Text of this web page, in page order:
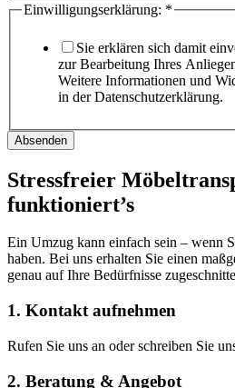
Einwilligungserklärung: *
Sie erklären sich damit
zur Bearbeitung Ihres
Weitere Informationen und
in der Datenschutzerklärung.
Absenden
Stressfreier
funktioniert’s
Ein Umzug kann einfach sein – wenn
haben. Bei uns erhalten Sie einen
genau auf Ihre Bedürfnisse
1. Kontakt aufnehmen
Rufen Sie uns an oder schreiben Sie
2. Beratung & Angebot